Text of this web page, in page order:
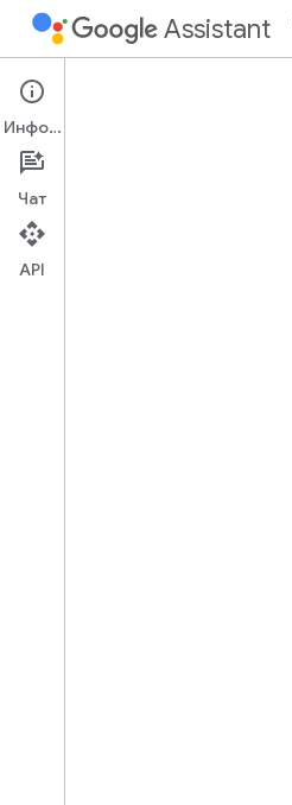
Assistant
Conversational Actions
Руководства
Информация
Чат
API